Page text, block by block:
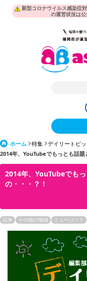
新型コロナウイルス感染症
の運営状況は公
ホーム 特集
デイリートピ
2014年、YouTubeでもっとも話題
2014年、YouTubeでも
の・・・？！
日本 その他の地域 ミュージック